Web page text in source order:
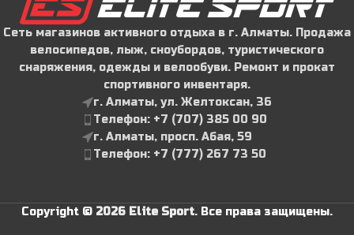
Сеть магазинов активного отдыха в г. Алматы. Продажа
велосипедов, лыж, сноубордов, туристического
снаряжения, одежды и велообуви. Ремонт и прокат
спортивного инвентаря.
г. Алматы, ул. Желтоксан, 36
Телефон: ‪+7 (707) 385 00 90‬
г. Алматы, просп. Абая, 59
Телефон: ‪+7 (777) 267 73 50
Copyright © 2026 Elite Sport. Все права защищены.